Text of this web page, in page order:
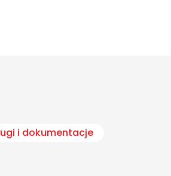
i dokumentacje